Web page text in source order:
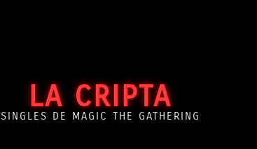
LA CRIPTA
SINGLES DE MAGIC THE GATHERING